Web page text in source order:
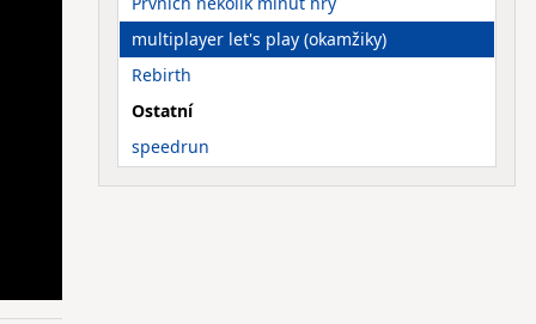
multiplayer let's play (okamžiky)
Rebirth
Ostatní
speedrun